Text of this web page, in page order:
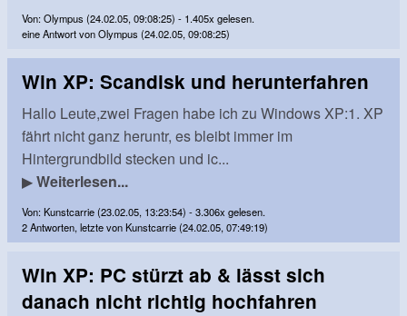
Von: Olympus (24.02.05, 09:08:25) - 1.405x gelesen.
eine Antwort von Olympus (24.02.05, 09:08:25)
Win XP: Scandisk und herunterfahren
Hallo Leute,zwei Fragen habe ich zu Windows XP:1. XP
fährt nicht ganz heruntr, es bleibt immer im
Hintergrundbild stecken und ic...
▶Weiterlesen...
Von: Kunstcarrie (23.02.05, 13:23:54) - 3.306x gelesen.
2 Antworten, letzte von Kunstcarrie (24.02.05, 07:49:19)
Win XP: PC stürzt ab & lässt sich
danach nicht richtig hochfahren